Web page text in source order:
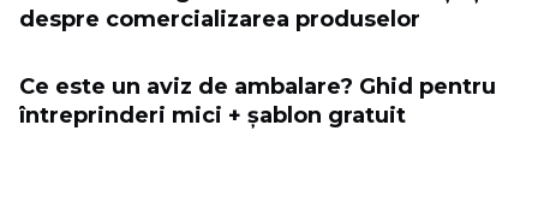
despre comercializarea produselor
Ce este un aviz de ambalare? Ghid pentru
întreprinderi mici + șablon gratuit